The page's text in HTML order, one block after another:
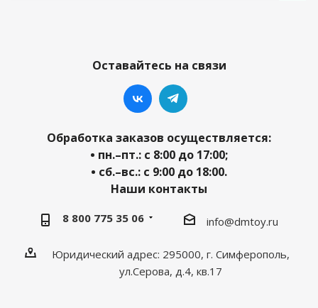
Оставайтесь на связи
Обработка заказов осуществляется:
• пн.–пт.: с 8:00 до 17:00;
• сб.–вс.: с 9:00 до 18:00.
Наши контакты
8 800 775 35 06 info@dmtoy.ru
Юридический адрес: 295000, г. Симферополь,
ул.Серова, д.4, кв.17